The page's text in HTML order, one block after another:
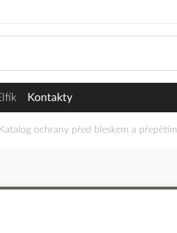
Kontakty
Katalog ochrany před bleskem a přepětím